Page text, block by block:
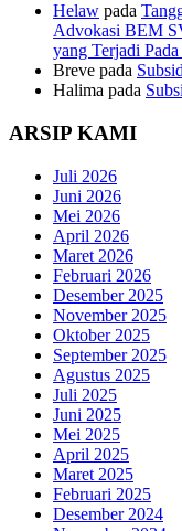
Helaw pada
Advokasi BEM
yang Terjadi
Breve pada
Halima pada
ARSIP KAMI
Juli 2026
Juni 2026
Mei 2026
April 2026
Maret 2026
Februari 2026
Desember 2025
November 2025
Oktober 2025
September 2025
Agustus 2025
Juli 2025
Juni 2025
Mei 2025
April 2025
Maret 2025
Februari 2025
Desember 2024